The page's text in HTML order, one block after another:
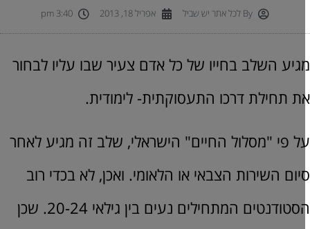
Byלכל אתר יש שביל אפריל 18, 2013 3:40 pm
השלב בחייו של כל אדם צעיר שבו עליו לבחור
תחילת דרכו התעסוקתית- לימודית.
פי "מסלול החיים" הישראלי, שלב זה מגיע לאחר
השירות הצבאי או הלאומי. ואכן, לא בכדי רוב
הסטודנטים המתחילים נעים בין גילאי 20-24. שכן